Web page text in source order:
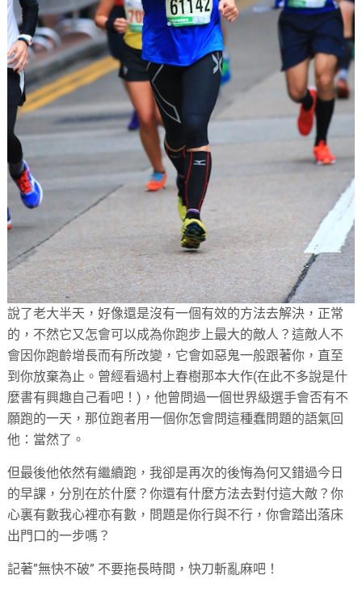
說了老大半天，好像還是沒有一個有效的方法去解決，正常
的，不然它又怎會可以成為你跑步上最大的敵人？這敵人不
會因你跑齡增長而有所改變，它會如惡鬼一般跟著你，直至
到你放棄為止。曾經看過村上春樹那本大作(在此不多說是什
麼書有興趣自己看吧！)，他曾問過一個世界級選手會否有不
願跑的一天，那位跑者用一個你怎會問這種蠢問題的語氣回
他：當然了。
但最後他依然有繼續跑，我卻是再次的後悔為何又錯過今日
的早課，分別在於什麼？你還有什麼方法去對付這大敵？你
心裏有數我心裡亦有數，問題是你行與不行，你會踏出落床
出門口的一步嗎？
記著”無快不破” 不要拖長時間，快刀斬亂麻吧！